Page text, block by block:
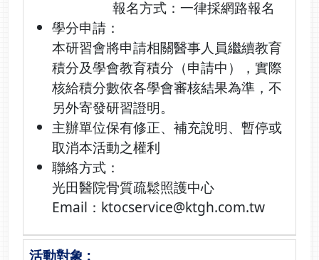
報名方式：一律採網路報名
學分申請：
本研習會將申請相關醫事人員繼續教育
積分及學會教育積分（申請中），實際
核給積分數依各學會審核結果為準，不
另外寄發研習證明。
主辦單位保有修正、補充說明、暫停或
取消本活動之權利
聯絡方式：
光田醫院骨質疏鬆照護中心
Email：ktocservice@ktgh.com.tw